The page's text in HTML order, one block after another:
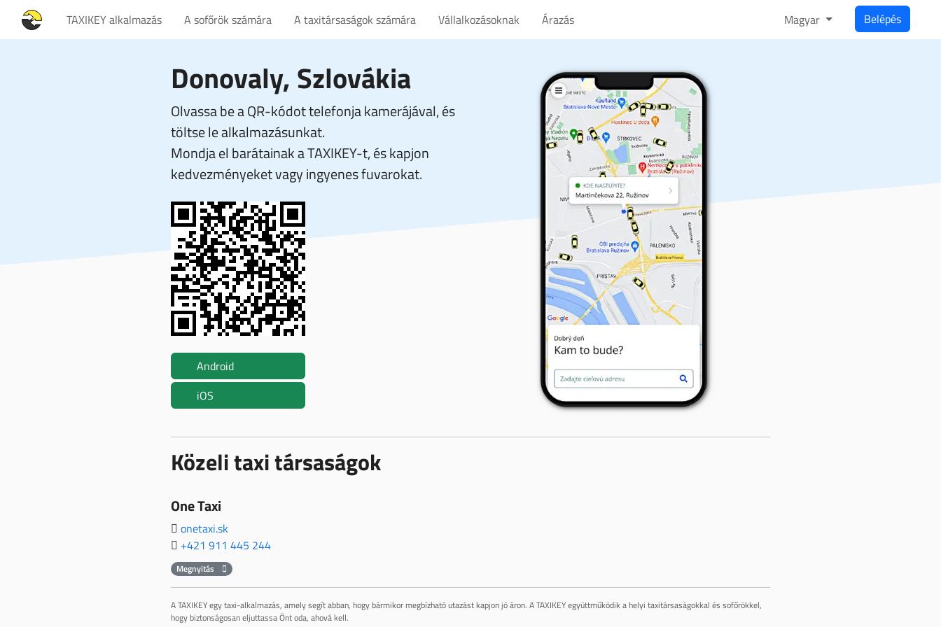
TAXIKEY alkalmazás A sofőrök számára A taxitársaságok számára Vállalkozásoknak Árazás Magyar Belépés
Donovaly, Szlovákia
Olvassa be a QR-kódot telefonja kamerájával, és
töltse le alkalmazásunkat.
Mondja el barátainak a TAXIKEY-t, és kapjon
kedvezményeket vagy ingyenes fuvarokat.
Android
iOS
Közeli taxi társaságok
One Taxi
onetaxi.sk
+421 911 445 244
Megnyitás
A TAXIKEY egy taxi-alkalmazás, amely segít abban, hogy bármikor megbízható utazást kapjon jó áron. A TAXIKEY együttműködik a helyi taxitársaságokkal és sofőrökkel,
hogy biztonságosan eljuttassa Önt oda, ahová kell.